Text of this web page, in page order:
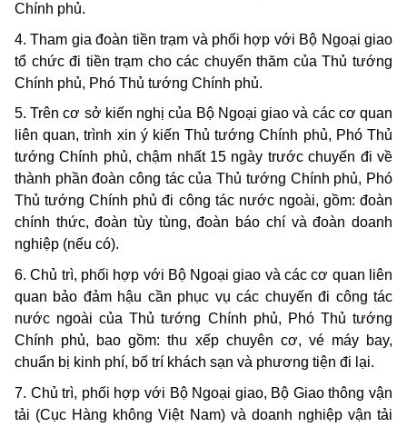
Chính phủ.
4. Tham gia đoàn tiền trạm và phối hợp với Bộ Ngoại giao
tổ chức đi tiền trạm cho các chuyến thăm của Thủ tướng
Chính phủ, Phó Thủ tướng Chính phủ.
5. Trên cơ sở kiến nghị của Bộ Ngoại giao và các cơ quan
liên quan, trình xin ý kiến Thủ tướng Chính phủ, Phó Thủ
tướng Chính phủ, chậm nhất 15 ngày trước chuyến đi về
thành phần đoàn công tác của Thủ tướng Chính phủ, Phó
Thủ tướng Chính phủ đi công tác nước ngoài, gồm: đoàn
chính thức, đoàn tùy tùng, đoàn báo chí và đoàn doanh
nghiệp (nếu có).
6. Chủ trì, phối hợp với Bộ Ngoại giao và các cơ quan liên
quan bảo đảm hậu cần phục vụ các chuyến đi công tác
nước ngoài của Thủ tướng Chính phủ, Phó Thủ tướng
Chính phủ, bao gồm: thu xếp chuyên cơ, vé máy bay,
chuẩn bị kinh phí, bố trí khách sạn và phương tiện đi lại.
7. Chủ trì, phối hợp với Bộ Ngoại giao, Bộ Giao thông vận
tải (Cục Hàng không Việt Nam) và doanh nghiệp vận tải